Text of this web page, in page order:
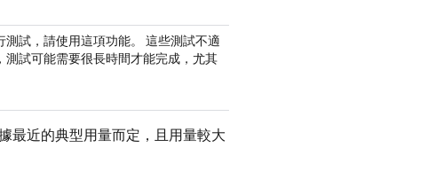
試，請使用這項功能。 這些測試不適
試可能需要很長時間才能完成，尤其
最近的典型用量而定，且用量較大